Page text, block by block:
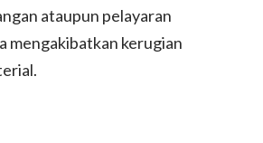
ataupun pelayaran
mengakibatkan kerugian